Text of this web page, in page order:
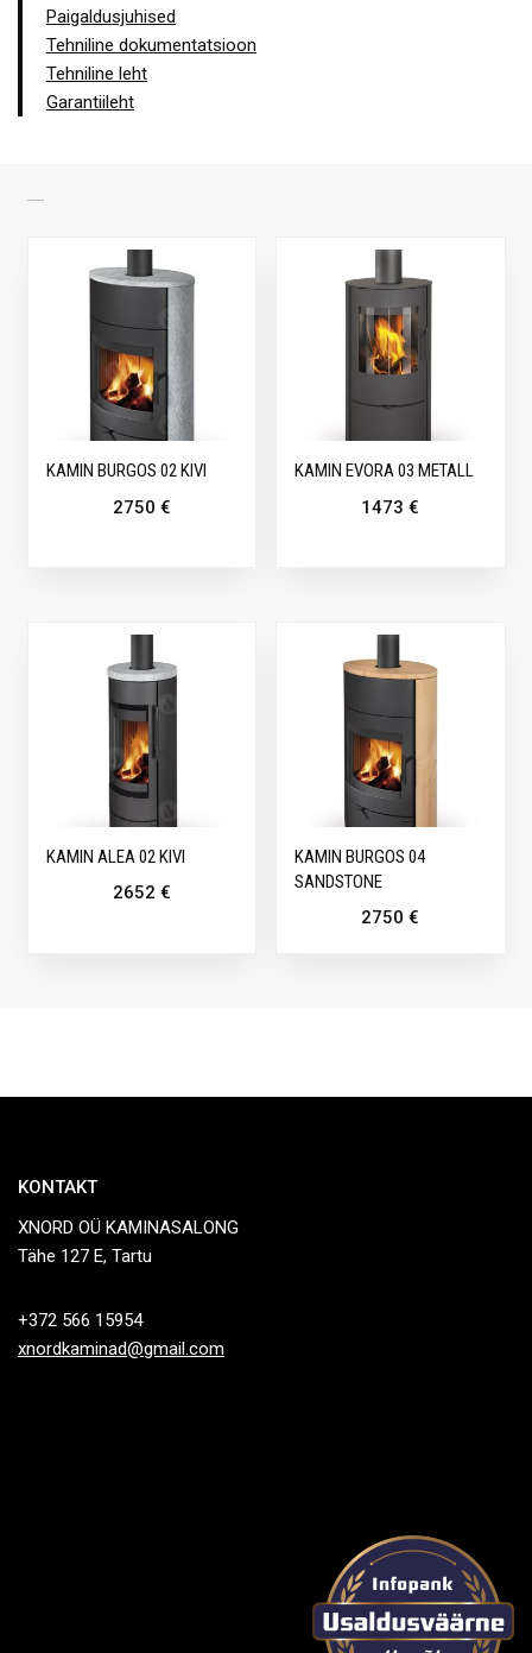
Paigaldusjuhised
Tehniline dokumentatsioon
Tehniline leht
Garantiileht
KAMIN BURGOS 02 KIVI
2750 €
KAMIN EVORA 03 METALL
1473€
KAMIN ALEA 02 KIVI
2652 €
KAMIN BURGOS 04
SANDSTONE
2750€
KONTAKT
XNORD OÜ KAMINASALONG
Tähe 127 E, Tartu
+372 566 15954
xnordkaminad@gmail.com